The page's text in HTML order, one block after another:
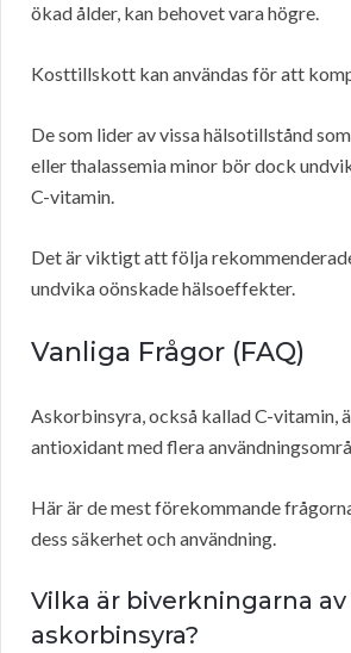
ökad ålder, kan behovet vara högre.
Kosttillskott kan användas för att
De som lider av vissa hälsotillstånd
eller thalassemia minor bör dock
C-vitamin.
Det är viktigt att följa
undvika oönskade hälsoeffekter.
Vanliga Frågor (FAQ)
Askorbinsyra, också kallad C-vitamin,
antioxidant med flera
Här är de mest förekommande
dess säkerhet och användning.
Vilka är biverkningarna av
askorbinsyra?